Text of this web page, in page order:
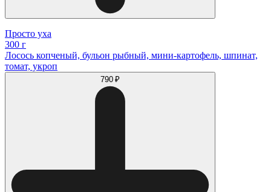
Просто уха
300 г
Лосось копченый, бульон рыбный, мини-картофель, шпинат,
томат, укроп
790 ₽